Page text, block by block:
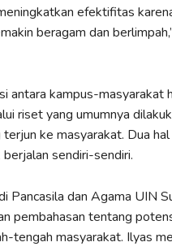
efektifitas
beragam dan
antara kampus-masyarakat
riset yang umumnya
ke masyarakat. Dua
sendiri-sendiri.
Pancasila dan Agama UIN
pembahasan tentang
tengah masyarakat. Ilyas